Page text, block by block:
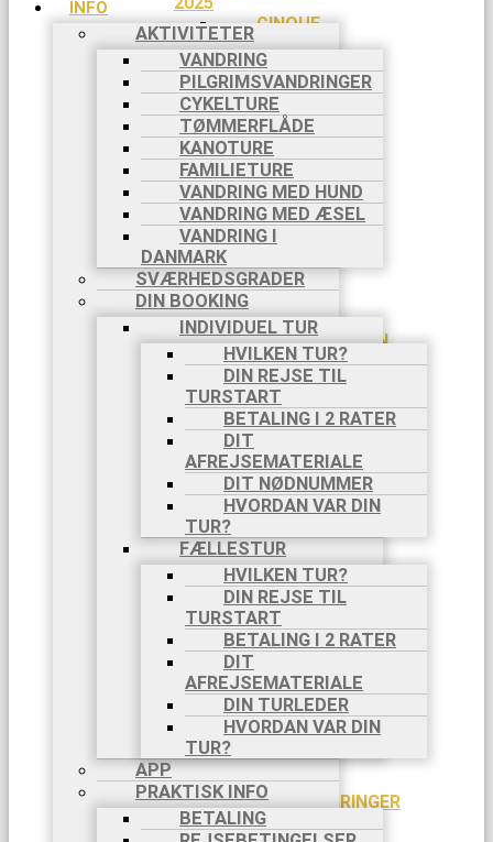
INFO
AKTIVITETER
VANDRING
PILGRIMSVANDRINGER
CYKELTURE
TØMMERFLÅDE
KANOTURE
FAMILIETURE
VANDRING MED HUND
VANDRING MED ÆSEL
VANDRING I
DANMARK
SVÆRHEDSGRADER
DIN BOOKING
INDIVIDUEL TUR
HVILKEN TUR?
DIN REJSE TIL
TURSTART
BETALING I 2 RATER
DIT
AFREJSEMATERIALE
DIT NØDNUMMER
HVORDAN VAR DIN
TUR?
FÆLLESTUR
HVILKEN TUR?
DIN REJSE TIL
TURSTART
BETALING I 2 RATER
DIT
AFREJSEMATERIALE
DIN TURLEDER
HVORDAN VAR DIN
TUR?
APP
PRAKTISK INFO
BETALING
CINQUE
TERRE, 8
DAGE, 5/9-
12/9
CAMINO
FRANCES,
8 DAGE,
6/9-13/9
CAMINO
FRANCES,
8 DAGE,
20/9-
27/9
OKTOBER
2025
AMALFIKYSTEN,
8 DAGE,
18/10-
25/10
TURE PÅ EGEN HÅND
OM TURE PÅ
EGEN HÅND
SE TURE PÅ
EGEN HÅND
PILGRIMSVANDRINGER
CAMINO
FRANCES
CAMINO
PORTUGUES
VIA DI
FRANCESCO
VIA
FRANCIGENA
AKTIVITETER
VANDRING
PILGRIMSVANDRINGER
CYKELTURE